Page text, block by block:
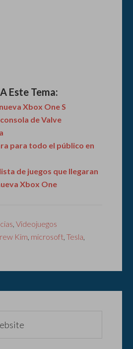
Este Tema:
Xbox One S
de Valve
para todo el público en
de juegos que llegaran
Xbox One
,Videojuegos
Kim, microsoft,Tesla,